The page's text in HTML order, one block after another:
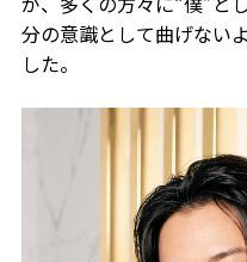
分の意識として曲げない
した。